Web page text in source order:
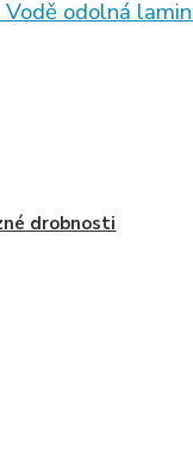
odolná
drobnosti